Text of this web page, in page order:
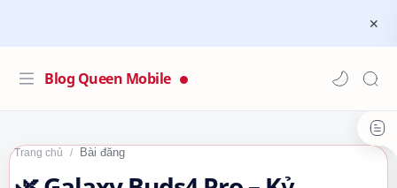
Blog Queen Mobile
Trang chủ Bài đăng